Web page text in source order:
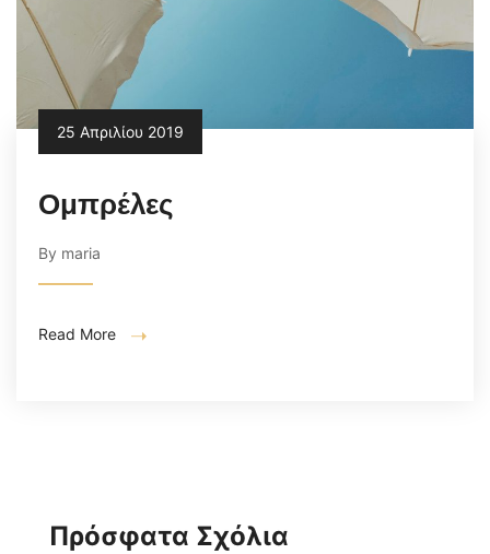
25 Απριλίου 2019
Ομπρέλες
By maria
Read More
Πρόσφατα Σχόλια